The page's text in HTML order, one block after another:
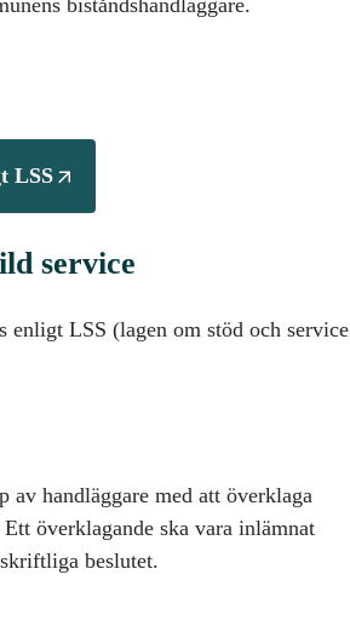
biståndshandläggare.
LSS
service
enligt LSS (lagen om stöd och service
av handläggare med att överklaga
överklagande ska vara inlämnat
beslutet.